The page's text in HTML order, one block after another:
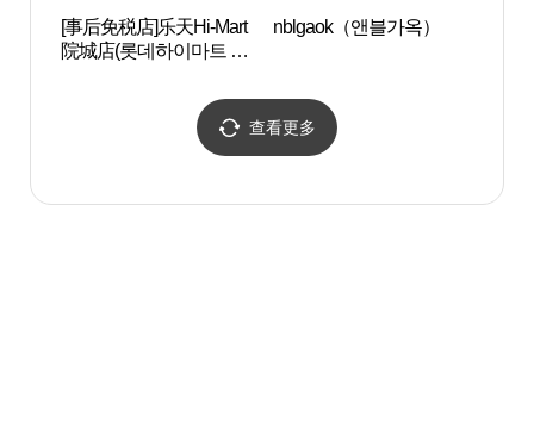
[事后免税店]乐天Hi-Mart
院城店(롯데하이마트 원
nblgaok（앤블가옥）
查看更多